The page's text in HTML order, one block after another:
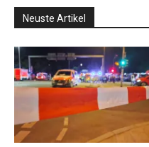
Neuste Artikel